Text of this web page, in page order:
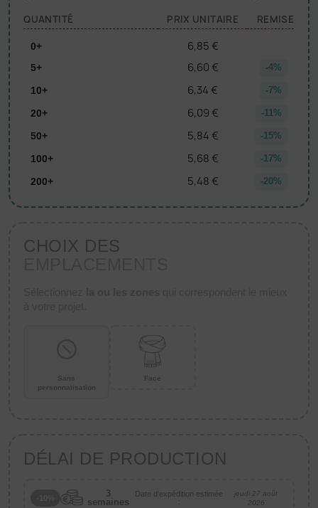
QUANTITÉ PRIX UNITAIRE REMISE
0+ 6,85 €
5+ 6,60 € -4%
10+ 6,34 € -7%
20+ 6,09 € -11%
50+ 5,84 € -15%
100+ 5,68 € -17%
200+ 5,48 € -20%
CHOIX DES
Sans
personnalisation
Face
DÉLAI DE PRODUCTION
3
semaines
Date d'expédition estimée
:
jeudi 27 août
2026